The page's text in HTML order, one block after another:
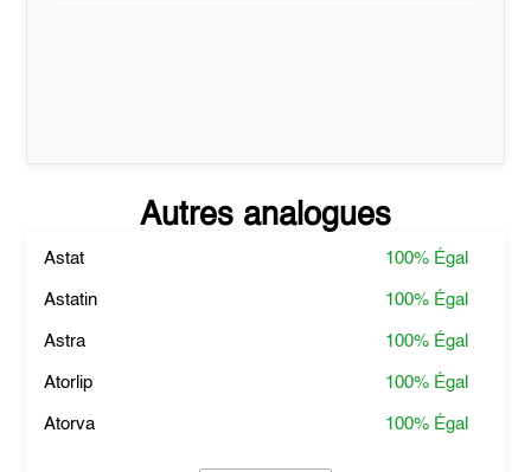
Autres analogues
Astat 100% Égal
Astatin 100% Égal
Astra 100% Égal
Atorlip 100% Égal
Atorva 100% Égal